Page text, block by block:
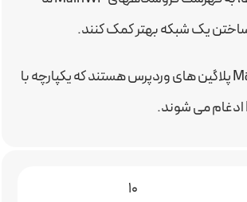
ساختن یک شبکه بهتر کمک کنند.
برنامه های MainWP پلاگین های وردپرس هستند که یکپارچه با
10